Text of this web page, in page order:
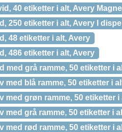
40 etiketter i alt, Avery
250 etiketter i alt, Avery I
48 etiketter i alt, Avery
486 etiketter i alt, Avery
med grå ramme, 50 etiketter i
med blå ramme, 50 etiketter i
med grøn ramme, 50 etiketter i
med grå ramme, 50 etiketter i
med rød ramme, 50 etiketter i